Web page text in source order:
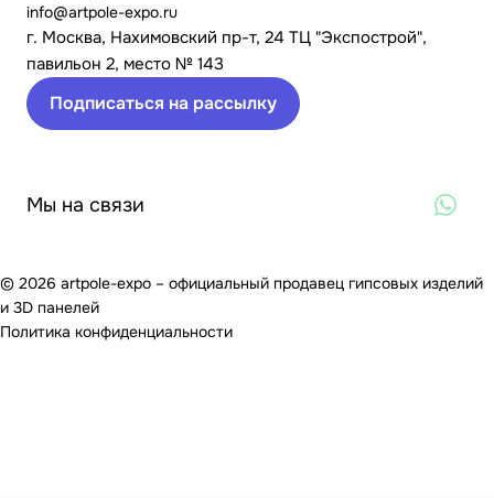
info@artpole-expo.ru
г. Москва, Нахимовский пр-т, 24 ТЦ "Экспострой",
павильон 2, место № 143
Подписаться на рассылку
Мы на связи
© 2026 artpole-expo – официальный продавец гипсовых изделий
и 3D панелей
Политика конфиденциальности